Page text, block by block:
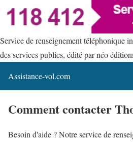
Service de renseignement téléphonique
des services publics, édité par néo
Assistance-vol.com
Comment contacter
Besoin d'aide ? Notre service de